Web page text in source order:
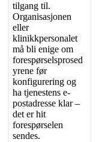
tilgang til.
Organisasjonen
eller
klinikkpersonalet
må bli enige om
forespørselsprosed
yrene før
konfigurering og
ha tjenestens e-
postadresse klar –
det er hit
forespørselen
sendes.